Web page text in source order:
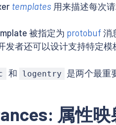
templates 用来描述每次
被指定为 protobuf 消
发者还可以设计支持特定模
和 logentry 是两个最重
属性映